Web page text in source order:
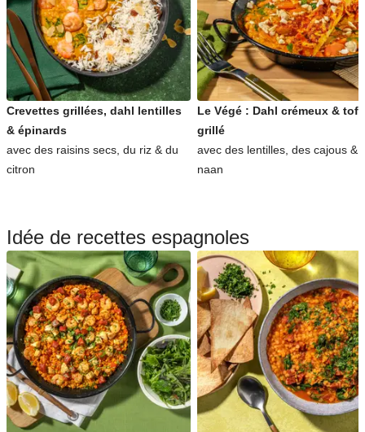
Crevettes grillées, dahl lentilles
& épinards
avec des raisins secs, du riz & du
citron
Le Végé : Dahl crémeux & tofu
grillé
avec des lentilles, des cajous &
naan
Idée de recettes espagnoles